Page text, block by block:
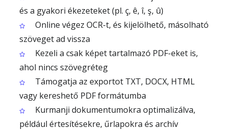
és a gyakori ékezeteket (pl. ç, ê, î, ş, û)
Online végez OCR-t, és kijelölhető, másolható
szöveget ad vissza
Kezeli a csak képet tartalmazó PDF-eket is,
ahol nincs szövegréteg
Támogatja az exportot TXT, DOCX, HTML
vagy kereshető PDF formátumba
Kurmanji dokumentumokra optimalizálva,
például értesítésekre, űrlapokra és archív